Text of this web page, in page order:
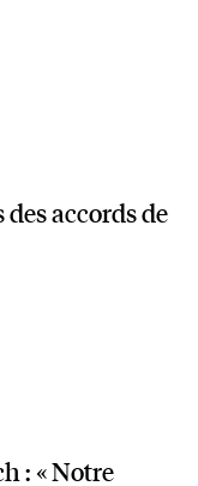
accords de
: « Notre